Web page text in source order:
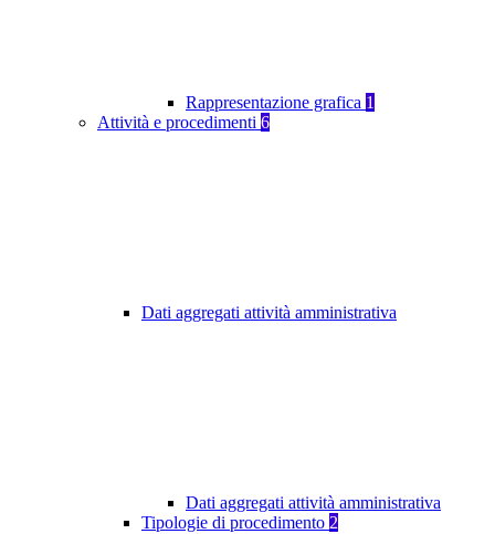
Rappresentazione grafica 1
Attività e procedimenti 6
Dati aggregati attività amministrativa
Dati aggregati attività amministrativa
Tipologie di procedimento 2